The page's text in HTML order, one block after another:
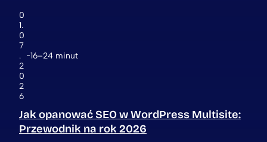
0
1.
0
7
.
2
0
2
6
16–24 minut
Jak opanować SEO w WordPress Multisite:
Przewodnik na rok 2026